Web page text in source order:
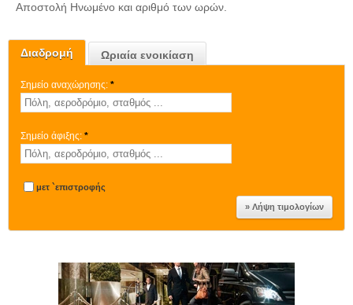
Διαδρομή Ωριαία ενοικίαση
Σημείο αναχώρησης: *
Σημείο άφιξης: *
μετ `επιστροφής
Αποστολή Ηνωμένο και αριθμό των ωρών.